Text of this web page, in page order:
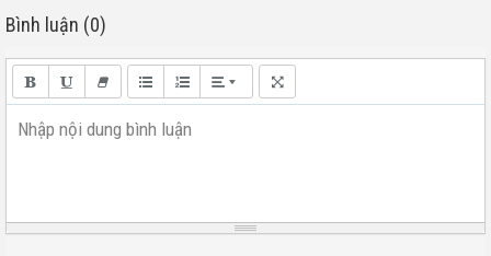
Bình luận (0)
Nhập nội dung bình luận